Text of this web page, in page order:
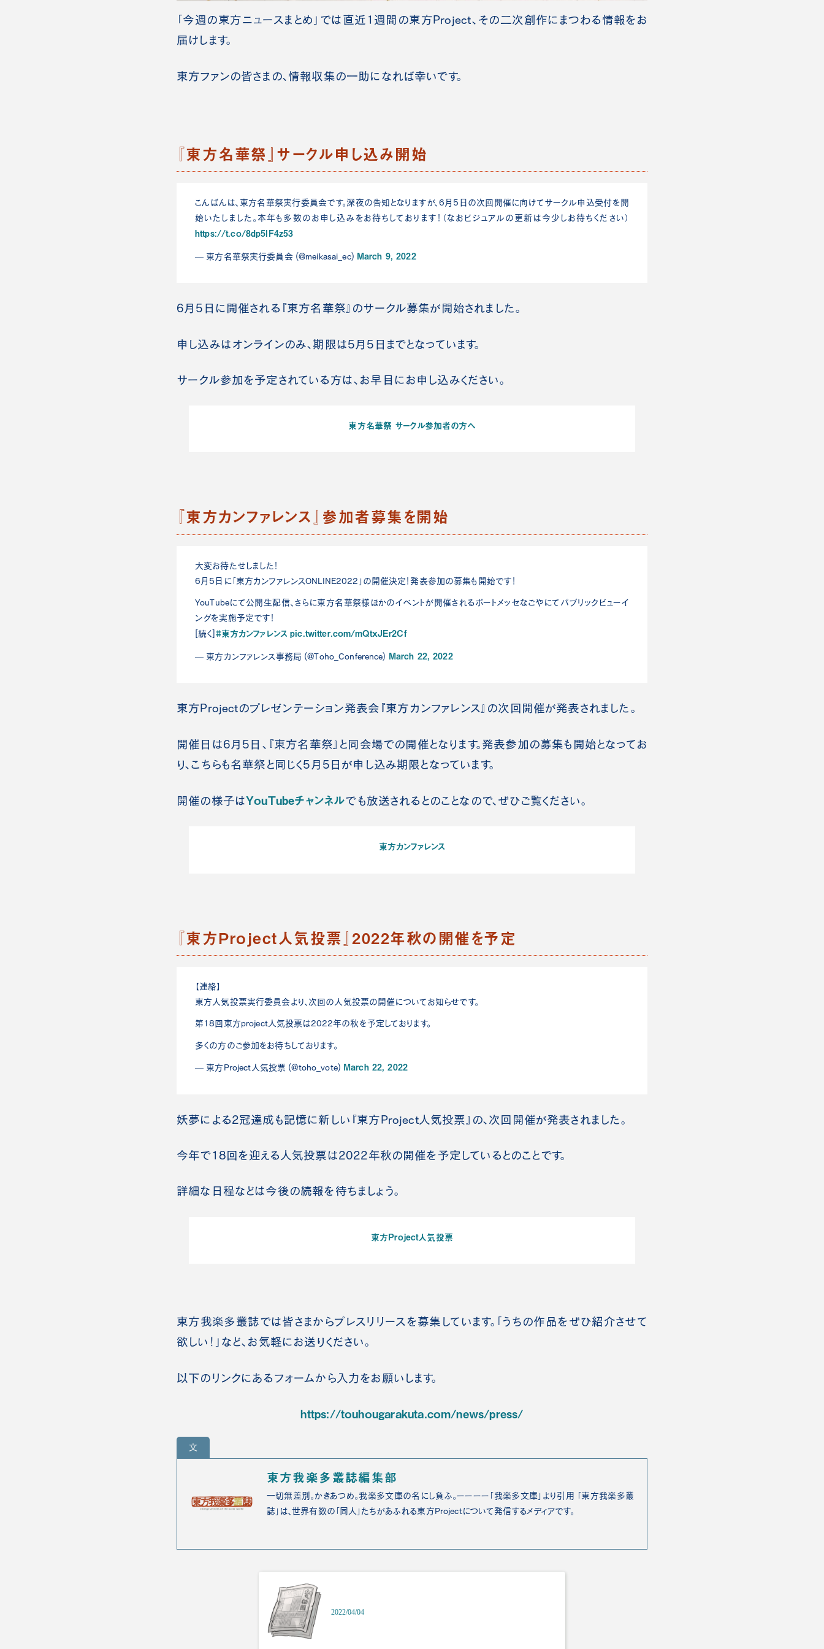
「今週の東方ニュースまとめ」では直近1週間の東方Project、その二次創作にまつわる情報をお
届けします。
東方ファンの皆さまの、情報収集の一助になれば幸いです。
『東方名華祭』サークル申し込み開始
こんばんは、東方名華祭実行委員会です。深夜の告知となりますが、6月5日の次回開催に向けてサークル申込受付を開
始いたしました。本年も多数のお申し込みをお待ちしております！（なおビジュアルの更新は今少しお待ちください）
https://t.co/8dp5IF4z53
— 東方名華祭実行委員会 (@meikasai_ec) March 9, 2022
6月5日に開催される『東方名華祭』のサークル募集が開始されました。
申し込みはオンラインのみ、期限は5月5日までとなっています。
サークル参加を予定されている方は、お早目にお申し込みください。
東方名華祭 サークル参加者の方へ
『東方カンファレンス』参加者募集を開始
大変お待たせしました！
6月5日に「東方カンファレンスONLINE2022」の開催決定！発表参加の募集も開始です！
YouTubeにて公開生配信、さらに東方名華祭様ほかのイベントが開催されるポートメッセなごやにてパブリックビューイ
ングを実施予定です！
[続く] #東方カンファレンス pic.twitter.com/mQtxJEr2Cf
— 東方カンファレンス事務局 (@Toho_Conference) March 22, 2022
東方Projectのプレゼンテーション発表会『東方カンファレンス』の次回開催が発表されました。
開催日は6月5日、『東方名華祭』と同会場での開催となります。発表参加の募集も開始となってお
り、こちらも名華祭と同じく5月5日が申し込み期限となっています。
開催の様子はYouTubeチャンネルでも放送されるとのことなので、ぜひご覧ください。
東方カンファレンス
『東方Project人気投票』2022年秋の開催を予定
【連絡】
東方人気投票実行委員会より、次回の人気投票の開催についてお知らせです。
第18回東方project人気投票は2022年の秋を予定しております。
多くの方のご参加をお待ちしております。
— 東方Project人気投票 (@toho_vote) March 22, 2022
妖夢による2冠達成も記憶に新しい『東方Project人気投票』の、次回開催が発表されました。
今年で18回を迎える人気投票は2022年秋の開催を予定しているとのことです。
詳細な日程などは今後の続報を待ちましょう。
東方Project人気投票
東方我楽多叢誌では皆さまからプレスリリースを募集しています。「うちの作品をぜひ紹介させて
欲しい！」など、お気軽にお送りください。
以下のリンクにあるフォームから入力をお願いします。
https://touhougarakuta.com/news/press/
文
東方我楽多叢誌編集部
一切無差別。かきあつめ。我楽多文庫の名にし負ふ。ーーーー「我楽多文庫」より引用 「東方我楽多叢
誌」は、世界有数の「同人」たちがあふれる東方Projectについて発信するメディアです。
2022/04/04